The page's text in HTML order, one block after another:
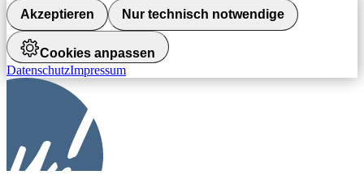
Akzeptieren Nur technisch notwendige
Cookies anpassen
DatenschutzImpressum